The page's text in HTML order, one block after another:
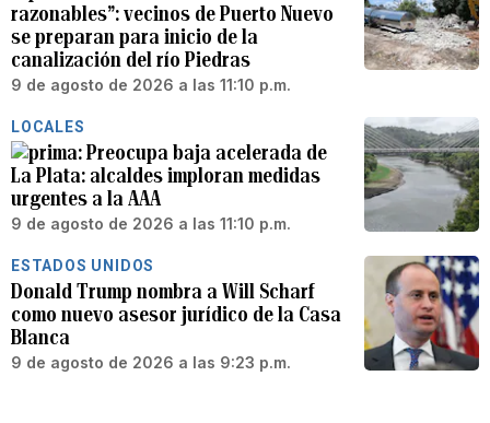
razonables”: vecinos de Puerto Nuevo
se preparan para inicio de la
canalización del río Piedras
9 de agosto de 2026 a las 11:10 p.m.
LOCALES
Preocupa baja acelerada de
La Plata: alcaldes imploran medidas
urgentes a la AAA
9 de agosto de 2026 a las 11:10 p.m.
ESTADOS UNIDOS
Donald Trump nombra a Will Scharf
como nuevo asesor jurídico de la Casa
Blanca
9 de agosto de 2026 a las 9:23 p.m.